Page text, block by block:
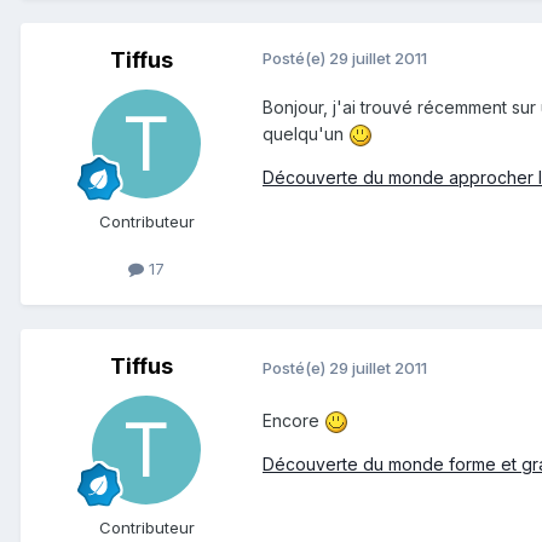
Tiffus
Contributeur
17
Posté(e) 29 juillet 2011
Bonjour, j'ai trouvé récemment
quelqu'un
Découverte du monde approcher
Tiffus
Contributeur
Posté(e) 29 juillet 2011
Encore
Découverte du monde forme et